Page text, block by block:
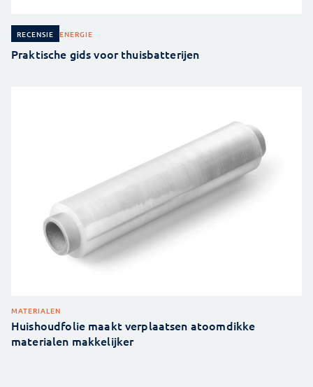
RECENSIE ENERGIE
Praktische gids voor thuisbatterijen
MATERIALEN
Huishoudfolie maakt verplaatsen atoomdikke
materialen makkelijker